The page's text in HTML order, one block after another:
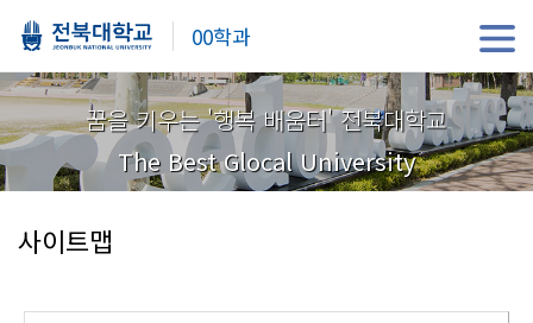
00학과
꿈을 키우는 '행복 배움터' 전북대학교
The Best Glocal University
사이트맵